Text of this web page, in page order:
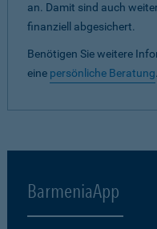
an. Damit sind auch
finanziell abgesichert.
Benötigen Sie weitere
eine persönliche Beratung.
BarmeniaApp